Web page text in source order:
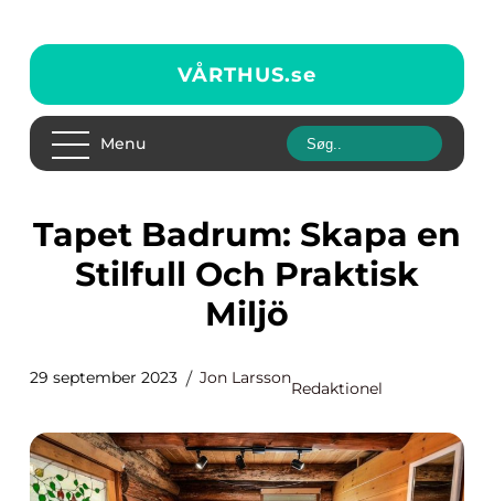
VÅRTHUS.se
Menu
Tapet Badrum: Skapa en
Stilfull Och Praktisk
Miljö
29 september 2023 Jon Larsson
Redaktionel